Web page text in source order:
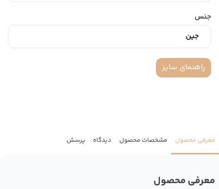
جنس
جین
راهنمای سایز
معرفی محصول مشخصات محصول دیدگاه پرسش
معرفی محصول